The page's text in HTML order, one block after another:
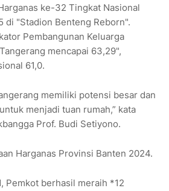
ke-32 Tingkat Nasional
di "Stadion Benteng Reborn".
Pembangunan Keluarga
mencapai 63,29",
61,0.
memiliki potensi besar dan
menjadi tuan rumah,” kata
Prof. Budi Setiyono.
Harganas Provinsi Banten 2024.
Pemkot berhasil meraih *12